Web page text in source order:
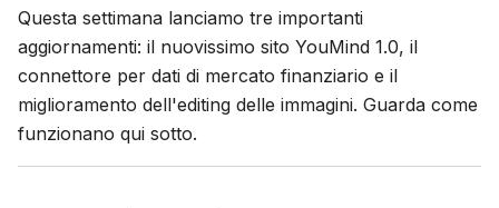
Prompt
Prezzi
Questa settimana lanciamo tre importanti
aggiornamenti: il nuovissimo sito YouMind 1.0, il
connettore per dati di mercato finanziario e il
miglioramento dell'editing delle immagini. Guarda come
funzionano qui sotto.